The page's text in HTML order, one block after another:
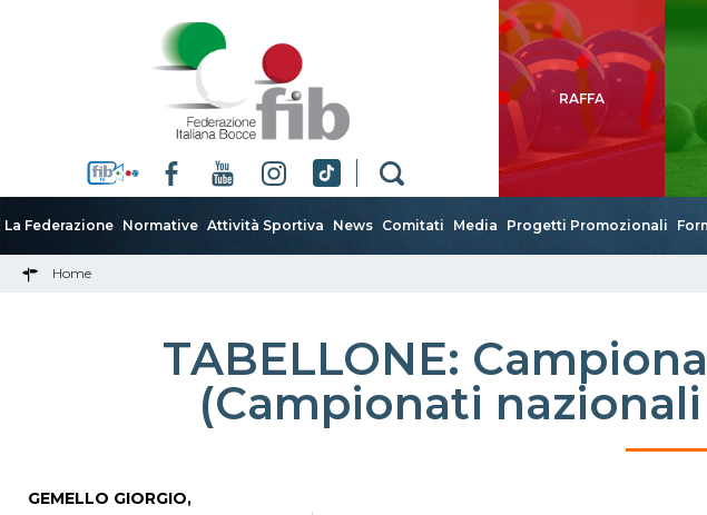
RAFFA
La Federazione Normative Attività Sportiva News Comitati Media Progetti Promozionali
Home
TABELLONE:
(Campionati
GEMELLO GIORGIO,